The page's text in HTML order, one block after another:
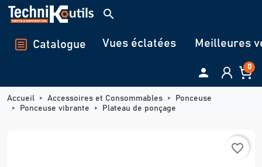
Panneau de gestion des cookies
search
Catalogue Vues éclatées Meilleures
 0
Accueil Accessoires et Consommables
Ponceuse
Ponceuse vibrante
Plateau de ponçage
favorite_border